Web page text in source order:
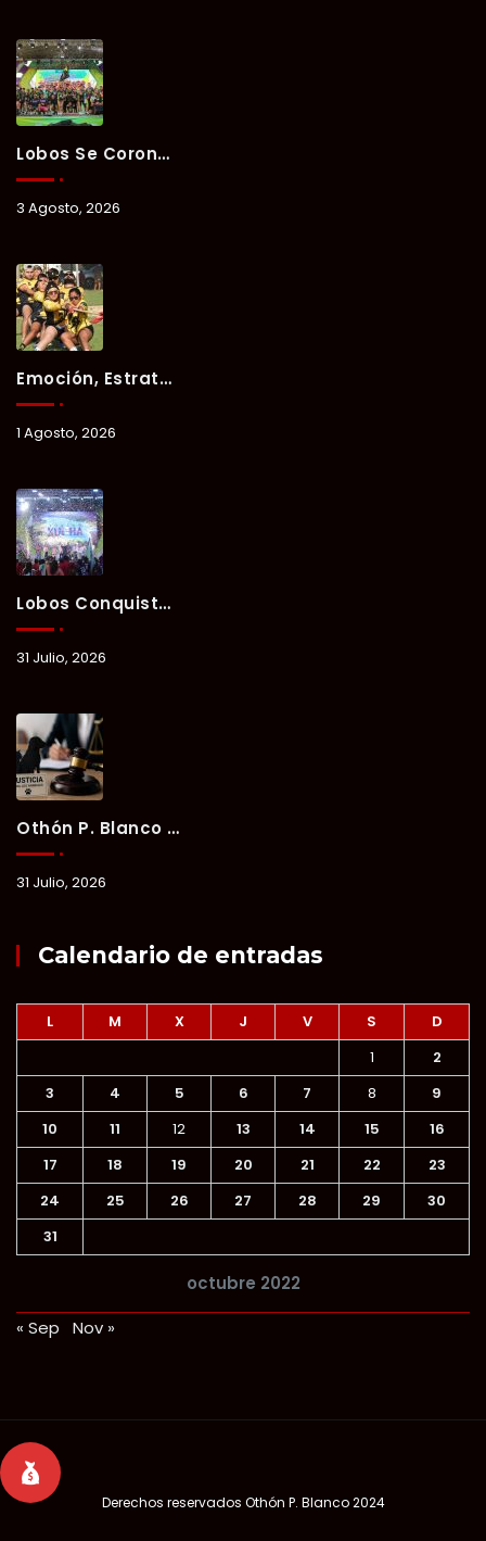
Lobos Se Corona Campeón Del Verano Xul-Há 2026 Tras Tres Días De Intensa Competencia.
3 Agosto, 2026
Emoción, Estrategia Y Trabajo En Equipo Marcan El Segundo Día Del Verano Xul-Há 2026.
1 Agosto, 2026
Lobos Conquista La Primera Competencia Del Verano Xul-Há 2026 En Una Noche Llena De Talento Y Energía.
31 Julio, 2026
Othón P. Blanco Refrenda Su Compromiso Contra El Maltrato Animal: Vinculan A Proceso A Presunto Responsable Tras Denuncia Del Ayuntamiento.
31 Julio, 2026
Calendario de entradas
octubre 2022
L M X J V S
D
1
2
3
4 5 6 7 8
9
10
11 12 13 14 15
16
17
18 19 20 21 22
23
24
25 26 27 28 29
30
31
« Sep Nov »
Derechos reservados Othón P. Blanco 2024